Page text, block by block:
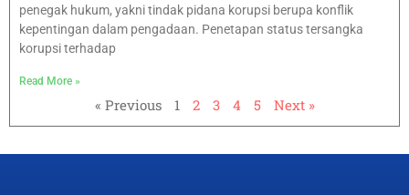
penegak hukum, yakni tindak pidana korupsi berupa konflik
kepentingan dalam pengadaan. Penetapan status tersangka
korupsi terhadap
Read More »
« Previous 1 2 3 4 5 Next »